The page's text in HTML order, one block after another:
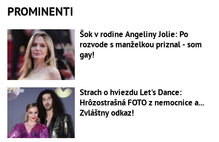
PROMINENTI
Šok v rodine Angeliny Jolie: Po
rozvode s manželkou priznal - som
gay!
Strach o hviezdu Let's Dance:
Hrôzostrašná FOTO z nemocnice a...
Zvláštny odkaz!